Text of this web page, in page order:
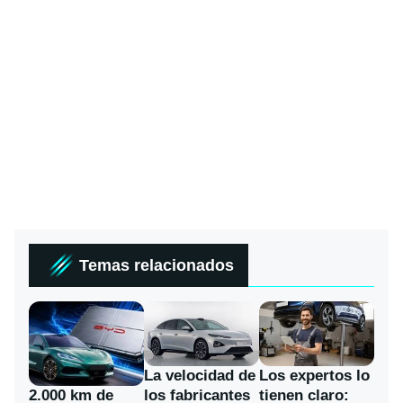
Temas relacionados
2.000 km de
La velocidad de
los fabricantes
Los expertos lo
tienen claro: